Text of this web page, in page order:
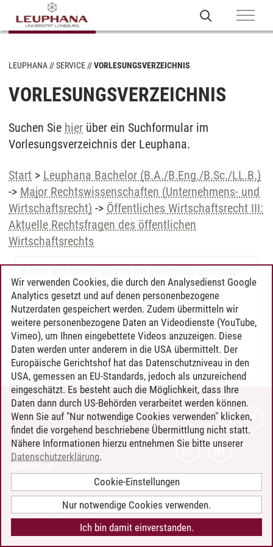
LEUPHANA SERVICE VORLESUNGSVERZEICHNIS
VORLESUNGSVERZEICHNIS
Suchen Sie hier über ein Suchformular im
Vorlesungsverzeichnis der Leuphana.
Start > Leuphana Bachelor (B.A./B.Eng./B.Sc./LL.B.)
-> Major Rechtswissenschaften (Unternehmens- und
Wirtschaftsrecht) -> Öffentliches Wirtschaftsrecht III:
Aktuelle Rechtsfragen des öffentlichen
Wirtschaftsrechts
Keine Veranstaltungen im aktuellen Semester
vorhanden
Timo Leder/30.06.2024
KONTAKT
LEUPHANA ALS ARBEITGEBER
INTRANET
BARRIEREFREIHEIT
COOKIE-EINSTELLUNGEN
Wir verwenden Cookies, die durch den Analysedienst Google
Analytics gesetzt und auf denen personenbezogene
Nutzerdaten gespeichert werden. Zudem übermitteln wir
weitere personenbezogene Daten an Videodienste (YouTube,
Vimeo), um Ihnen eingebettete Videos anzuzeigen. Diese
Daten werden unter anderem in die USA übermittelt. Der
Europäische Gerichtshof hat das Datenschutzniveau in den
USA, gemessen an EU-Standards, jedoch als unzureichend
eingeschätzt. Es besteht auch die Möglichkeit, dass Ihre
Daten dann durch US-Behörden verarbeitet werden können.
Wenn Sie auf "Nur notwendige Cookies verwenden" klicken,
findet die vorgehend beschriebene Übermittlung nicht statt.
Nähere Informationen hierzu entnehmen Sie bitte unserer
Datenschutzerklärung.
Cookie-Einstellungen
Nur notwendige Cookies verwenden.
Ich bin damit einverstanden.